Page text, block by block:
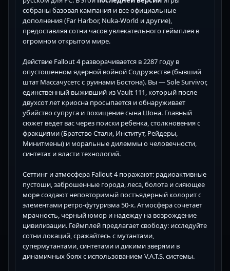
собраны базовая кампания и все официальные
дополнения (Far Harbor, Nuka-World и другие),
предоставляя сотни часов увлекательного геймплея в
огромном открытом мире.
Действие Fallout 4 разворачивается в 2287 году в
опустошенном ядерной войной Содружестве (бывший
штат Массачусетс с руинами Бостона). Вы — Sole Survivor,
единственный выживший из Vault 111, который после
двухсот лет криосна просыпается и обнаруживает
убийство супруга и похищение сына Шона. Главный
сюжет ведет вас через поиски ребенка, столкновения с
фракциями (Братство Стали, Институт, Рейдеры,
Минитмены) и моральные дилеммы о человечности,
синтетах и власти технологий.
Сеттинг и атмосфера Fallout 4 поражают: радиоактивные
пустоши, заброшенные города, леса, болота и сияющее
море создают неповторимый постъядерный колорит с
элементами ретро-футуризма 50-х. Атмосфера сочетает
мрачность, черный юмор и надежду на возрождение
цивилизации. Геймплей предлагает свободу: исследуйте
сотни локаций, сражайтесь с мутантами,
супермутантами, синтетами и дикими зверями в
динамичных боях с использованием V.A.T.S. системы.